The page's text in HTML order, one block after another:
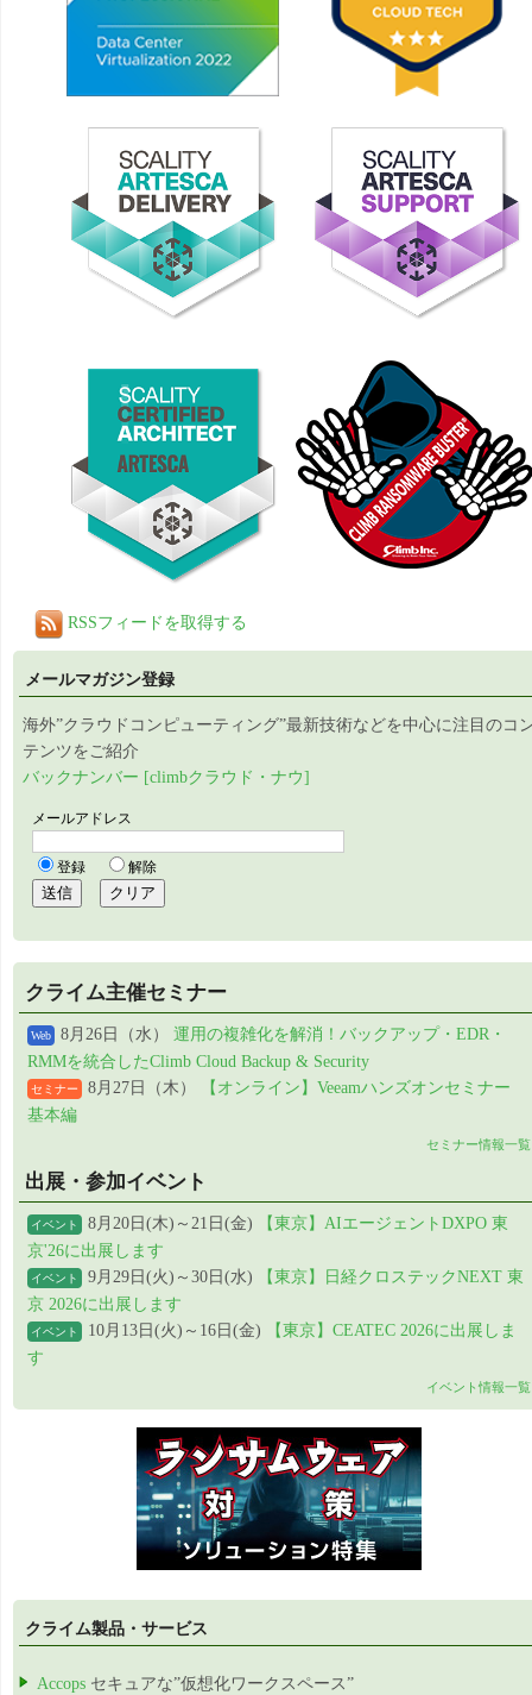
RSSフィードを取得する
メールマガジン登録
海外”クラウドコンピューティング”最新技術などを中心に注目のコ
テンツをご紹介
バックナンバー [climbクラウド・ナウ]
クライム主催セミナー
Web 8月26日（水） 運用の複雑化を解消！バックアップ・EDR・
RMMを統合したClimb Cloud Backup & Security
セミナー 8月27日（木）
【オンライン】Veeamハンズオンセミナー
基本編
セミナー情報一覧
出展・参加イベント
イベント 8月20日(木)～21日(金)
【東京】AIエージェントDXPO 東
京'26に出展します
イベント 9月29日(火)～30日(水)
【東京】日経クロステックNEXT 東
京 2026に出展します
イベント 10月13日(火)～16日(金)
【東京】CEATEC 2026に出展しま
す
イベント情報一覧
クライム製品・サービス
Accops セキュアな”仮想化ワークスペース”